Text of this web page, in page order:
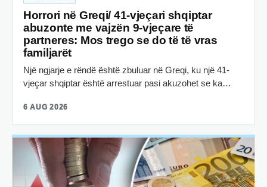
Horrori në Greqi/ 41-vjeçari shqiptar
abuzonte me vajzën 9-vjeçare të
partneres: Mos trego se do të të vras
familjarët
Një ngjarje e rëndë është zbuluar në Greqi, ku një 41-
vjeçar shqiptar është arrestuar pasi akuzohet se ka…
6 AUG 2026